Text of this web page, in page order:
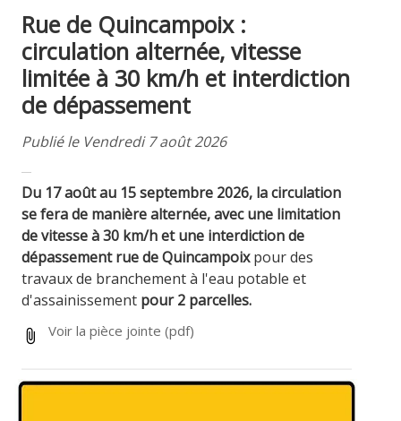
Rue de Quincampoix :
circulation alternée, vitesse
limitée à 30 km/h et interdiction
de dépassement
Publié le Vendredi 7 août 2026
Du 17 août au 15 septembre 2026, la circulation
se fera de manière alternée, avec une limitation
de vitesse à 30 km/h et une interdiction de
dépassement rue de Quincampoixpour des
travaux de branchement à l'eau potable et
d'assainissement pour 2 parcelles.
Voir la pièce jointe (pdf)